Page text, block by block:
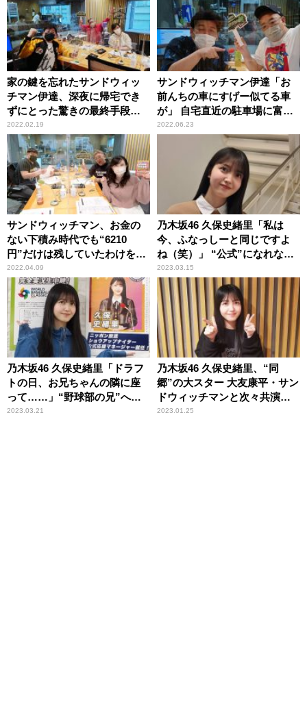
家の鍵を忘れたサンドウィッ
チマン伊達、深夜に帰宅でき
ずにとった驚きの最終手段
「だって入れないんだもん」
2022.02.19
サンドウィッチマン伊達「お
前んちの車にすげー似てる車
が」 自宅直近の駐車場に富澤
の車がしれっと停まっていた
2022.06.23
サンドウィッチマン、お金の
ない下積み時代でも“6210
円”だけは残していたわけを明
かす「いくらお金がなくて
も……」
2022.04.09
乃木坂46 久保史緒里「私は
今、ふなっしーと同じですよ
ね（笑）」 “公式”になれな
い“自称”NPB女子広報部の立
ち位置を苦笑
2023.03.15
乃木坂46 久保史緒里「ドラフ
トの日、お兄ちゃんの隣に座
って……」“野球部の兄”への
憧れ熱弁
2023.03.21
乃木坂46 久保史緒里、“同
郷”の大スター 大友康平・サン
ドウィッチマンと次々共演で
感激「同じ宮城県民として共
2023.01.25